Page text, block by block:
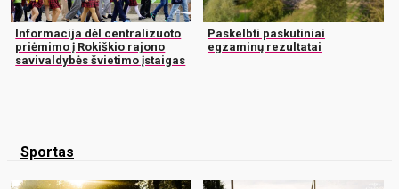
Informacija dėl centralizuoto
priėmimo į Rokiškio rajono
savivaldybės švietimo įstaigas
Paskelbti paskutiniai
egzaminų rezultatai
Sportas